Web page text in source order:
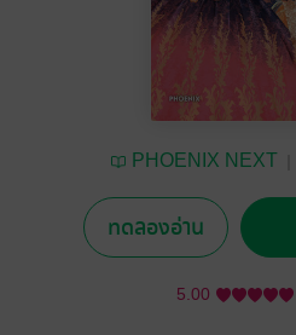
PHOENIX NEXT
ทดลองอ่าน
5.00